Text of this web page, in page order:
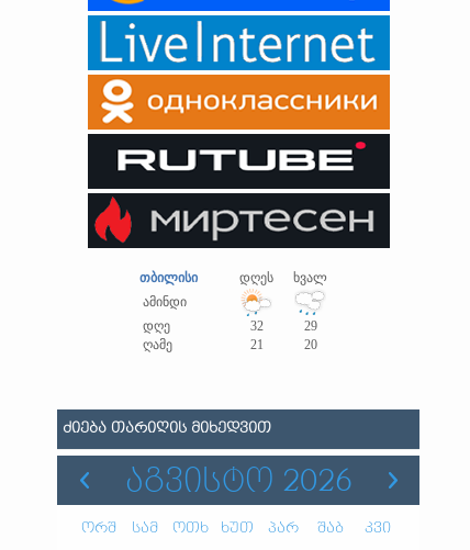
თბილისი დღეს
ხვალ
ამინდი
დღე
32
29
ღამე
21 20
ᲫᲘᲔᲑᲐ ᲗᲐᲠᲘᲦᲘᲡ ᲛᲘᲮᲔᲓᲕᲘᲗ
ᲐᲒᲕᲘᲡᲢᲝ 2026
ორშ სამ ოთხ ხუთ პარ შაბ კვი